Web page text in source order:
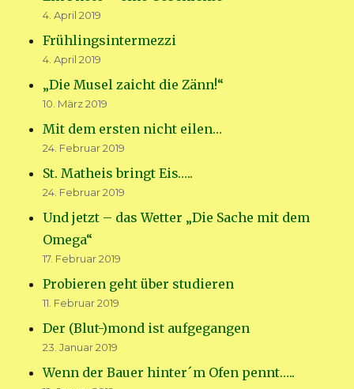
4. April 2019
Frühlingsintermezzi
4. April 2019
„Die Musel zaicht die Zänn!“
10. März 2019
Mit dem ersten nicht eilen…
24. Februar 2019
St. Matheis bringt Eis…..
24. Februar 2019
Und jetzt – das Wetter „Die Sache mit dem
Omega“
17. Februar 2019
Probieren geht über studieren
11. Februar 2019
Der (Blut-)mond ist aufgegangen
23. Januar 2019
Wenn der Bauer hinter´m Ofen pennt…..